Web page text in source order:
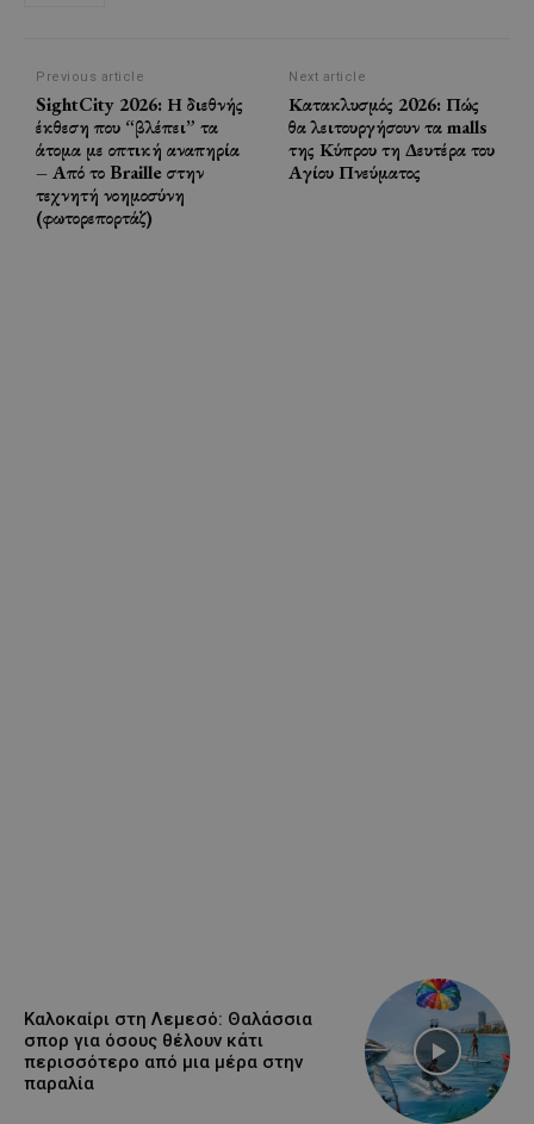
Previous article
SightCity 2026: Η διεθνής
έκθεση που “βλέπει” τα
άτομα με οπτική αναπηρία
– Από το Braille στην
τεχνητή νοημοσύνη
(φωτορεπορτάζ)
Next article
Κατακλυσμός 2026: Πώς
θα λειτουργήσουν τα malls
της Κύπρου τη Δευτέρα του
Αγίου Πνεύματος
Καλοκαίρι στη Λεμεσό: Θαλάσσια
σπορ για όσους θέλουν κάτι
περισσότερο από μια μέρα στην
παραλία